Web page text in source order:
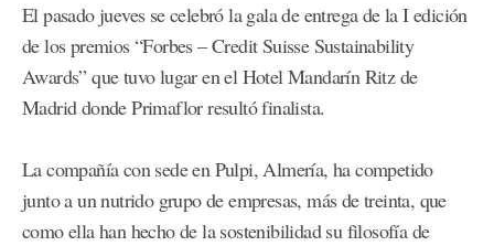
El pasado jueves se celebró la gala de entrega de la I edición
de los premios “Forbes – Credit Suisse Sustainability
Awards” que tuvo lugar en el Hotel Mandarín Ritz de
Madrid donde Primaflor resultó finalista.
La compañía con sede en Pulpi, Almería, ha competido
junto a un nutrido grupo de empresas, más de treinta, que
como ella han hecho de la sostenibilidad su filosofía de